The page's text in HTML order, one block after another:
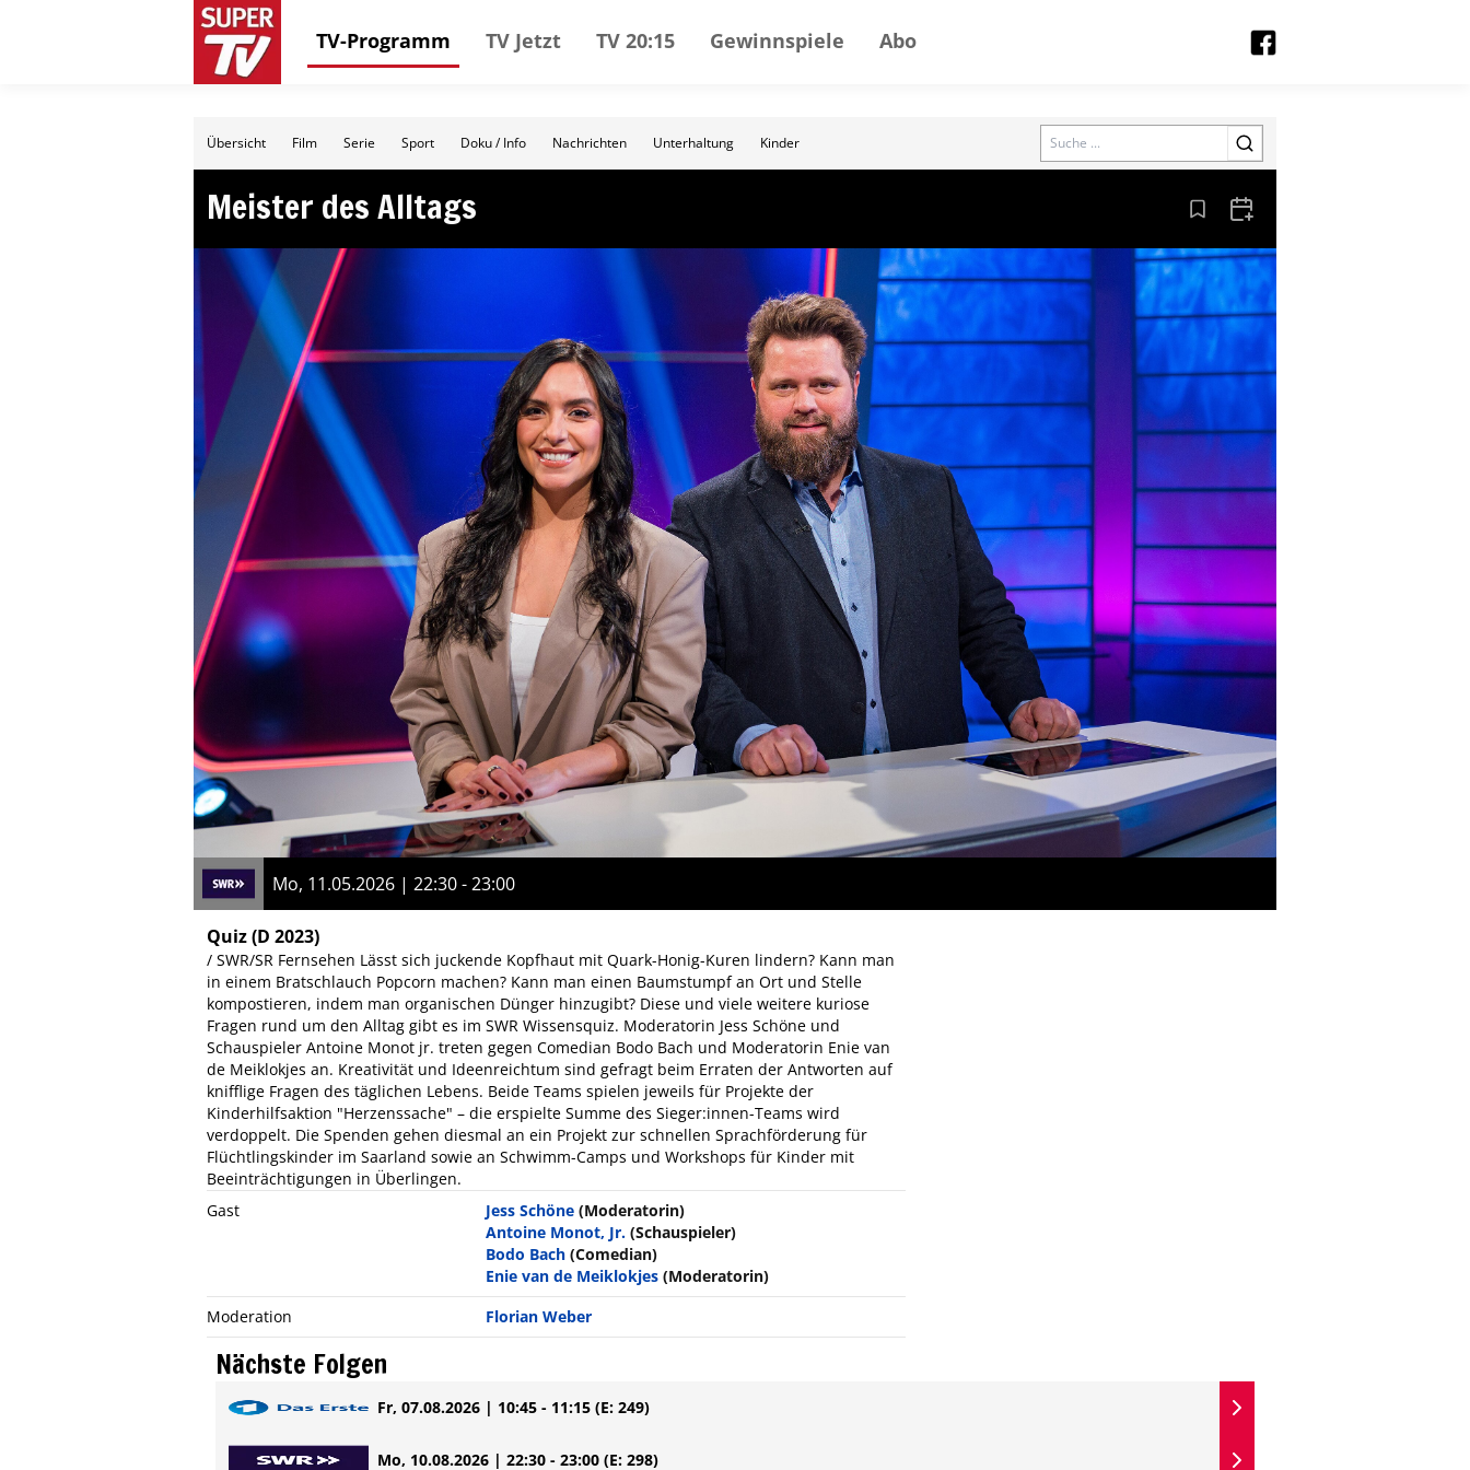
TV-Programm TV Jetzt TV 20:15 Gewinnspiele Abo
Übersicht Film Serie Sport Doku / Info Nachrichten Unterhaltung Kinder Search
Meister des Alltags Aus den Lesezeichen entfernen
Zum Kalender hinzufügen
Mo, 11.05.2026 | 22:30 - 23:00
Quiz(D 2023)
/ SWR/SR Fernsehen Lässt sich juckende Kopfhaut mit Quark-Honig-Kuren lindern? Kann man
in einem Bratschlauch Popcorn machen? Kann man einen Baumstumpf an Ort und Stelle
kompostieren, indem man organischen Dünger hinzugibt? Diese und viele weitere kuriose
Fragen rund um den Alltag gibt es im SWR Wissensquiz. Moderatorin Jess Schöne und
Schauspieler Antoine Monot jr. treten gegen Comedian Bodo Bach und Moderatorin Enie van
de Meiklokjes an. Kreativität und Ideenreichtum sind gefragt beim Erraten der Antworten auf
knifflige Fragen des täglichen Lebens. Beide Teams spielen jeweils für Projekte der
Kinderhilfsaktion "Herzenssache" – die erspielte Summe des Sieger:innen-Teams wird
verdoppelt. Die Spenden gehen diesmal an ein Projekt zur schnellen Sprachförderung für
Flüchtlingskinder im Saarland sowie an Schwimm-Camps und Workshops für Kinder mit
Beeinträchtigungen in Überlingen.
Gast
Jess Schöne (Moderatorin)
Antoine Monot, Jr. (Schauspieler)
Bodo Bach (Comedian)
Enie van de Meiklokjes (Moderatorin)
Moderation
Florian Weber
Nächste Folgen
Fr, 07.08.2026 | 10:45 - 11:15 (E: 249)
Mo, 10.08.2026 | 22:30 - 23:00 (E: 298)